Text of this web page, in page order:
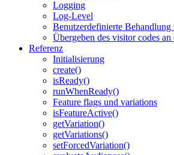
Logging
Log-Level
Benutzerdefinierte
Übergeben des visitor codes
Referenz
Initialisierung
create()
isReady()
runWhenReady()
Feature flags und variations
isFeatureActive()
getVariation()
getVariations()
setForcedVariation()